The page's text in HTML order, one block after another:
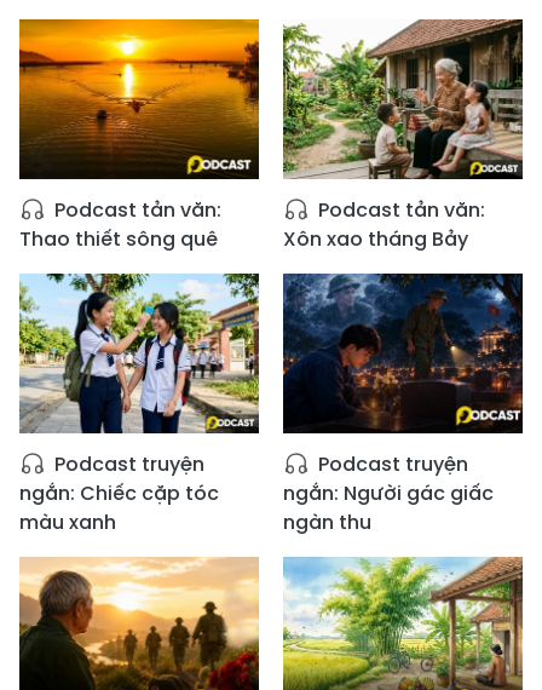
Podcast tản văn:
Thao thiết sông quê
Podcast tản văn:
Xôn xao tháng Bảy
Podcast truyện
ngắn: Chiếc cặp tóc
màu xanh
Podcast truyện
ngắn: Người gác giấc
ngàn thu